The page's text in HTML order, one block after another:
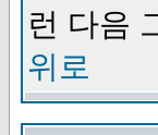
런 다음
위로